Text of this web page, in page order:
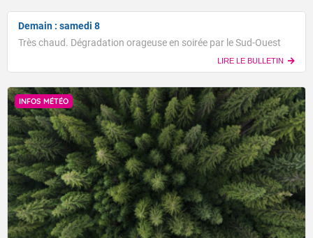
Demain : samedi 8
Très chaud. Dégradation orageuse en soirée par le Sud-Ouest
LIRE LE BULLETIN
INFOS MÉTÉO